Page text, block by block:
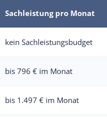
Sachleistung pro Monat
kein Sachleistungsbudget
bis 796 € im Monat
bis 1.497 € im Monat